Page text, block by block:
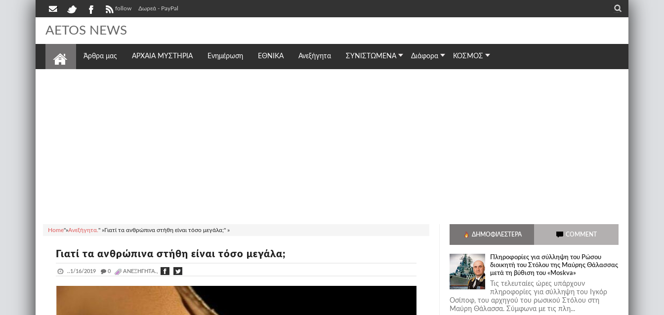
follow Δωρεά - PayPal _
AETOS NEWS
Άρθρα μας ΑΡΧΑΙΑ ΜΥΣΤΗΡΙΑ Ενημέρωση ΕΘΝΙΚΆ Ανεξήγητα ΣΥΝΙΣΤΩΜΕΝΑ Διάφορα ΚΟΣΜΟΣ
Home"»Ανεξήγητα. " »Γιατί τα ανθρώπινα στήθη είναι τόσο μεγάλα;" »
Γιατί τα ανθρώπινα στήθη είναι τόσο μεγάλα;
..1/16/2019 _ 0 ΑΝΕΞΉΓΗΤΑ.,
ΔΗΜΟΦΙΛΈΣΤΕΡΑ COMMENT
Πληροφορίες για σύλληψη του Ρώσου
διοικητή του Στόλου της Mαύρης Θάλασσας
μετά τη βύθιση του «Moskva»
Τις τελευταίες ώρες υπάρχουν
πληροφορίες για σύλληψη του Ιγκόρ
Οσίποφ, του αρχηγού του ρωσικού Στόλου στη
Μαύρη Θάλασσα. Σύμφωνα με τις πλη...